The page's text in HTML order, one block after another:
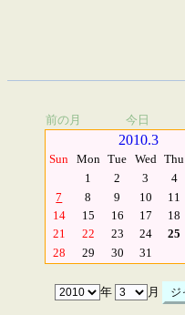
前の月 今日
2010.3
Sun Mon Tue Wed Thu
1
2 3 4
7
8 9 10 11
14
15 16 17 18
21
22 23 24 25
28
29 30 31
年 月